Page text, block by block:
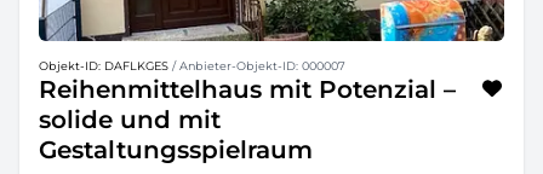
Objekt-ID: DAFLKGES / Anbieter-Objekt-ID: 000007
Reihenmittelhaus mit Potenzial –
solide und mit
Gestaltungsspielraum